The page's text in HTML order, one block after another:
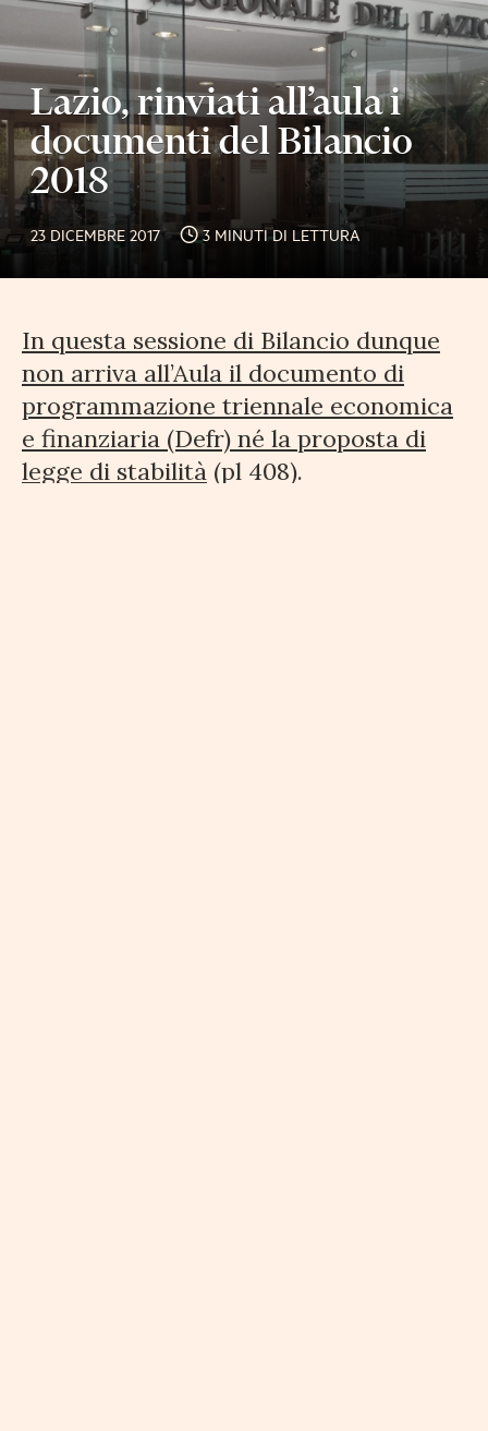
Lazio, rinviati all’aula i
documenti del Bilancio
2018
23 DICEMBRE 2017 3 MINUTI DI LETTURA
In questa sessione di Bilancio dunque
non arriva all’Aula il documento di
programmazione triennale economica
e finanziaria (Defr) né la proposta di
legge di stabilità (pl 408).